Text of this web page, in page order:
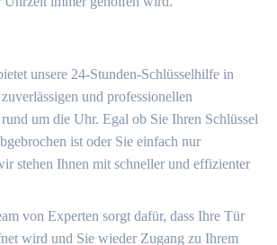
unsere 24-Stunden-Schlüsselhilfe in
und professionellen
um die Uhr.​ Egal ob Sie Ihren Schlüssel
ist oder Sie einfach nur
stehen Ihnen mit schneller und effizienter
von Experten sorgt dafür, dass Ihre Tür
wird und Sie wieder Zugang zu Ihrem